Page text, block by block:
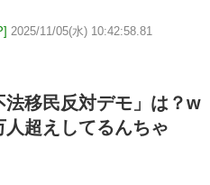
2025/11/05(水) 10:42:58.81
移民反対デモ」は？w
人超えしてるんちゃ